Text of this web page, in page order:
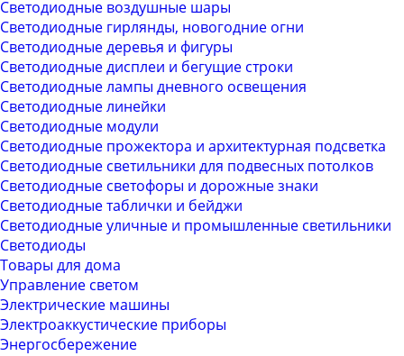
Светодиодные воздушные шары
Светодиодные гирлянды, новогодние огни
Светодиодные деревья и фигуры
Светодиодные дисплеи и бегущие строки
Светодиодные лампы дневного освещения
Светодиодные линейки
Светодиодные модули
Светодиодные прожектора и архитектурная подсветка
Светодиодные светильники для подвесных потолков
Светодиодные светофоры и дорожные знаки
Светодиодные таблички и бейджи
Светодиодные уличные и промышленные светильники
Светодиоды
Товары для дома
Управление светом
Электрические машины
Электроаккустические приборы
Энергосбережение